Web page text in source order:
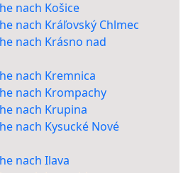
nach Košice
nach Kráľovský Chlmec
nach Krásno nad
nach Kremnica
nach Krompachy
nach Krupina
nach Kysucké Nové
nach Ilava